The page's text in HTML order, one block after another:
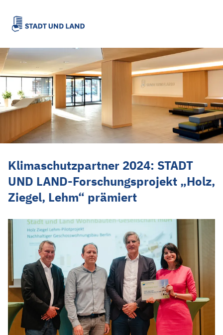
Klimaschutzpartner 2024: STADT UND
Klimaschutzpartner 2024: STADT
UND LAND-Forschungsprojekt „Holz,
Ziegel, Lehm“ prämiert